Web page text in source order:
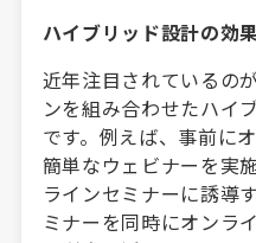
ハイブリッド設計の効
近年注目されているの
ンを組み合わせたハイ
です。例えば、事前に
簡単なウェビナーを実
ラインセミナーに誘導
ミナーを同時にオンラ